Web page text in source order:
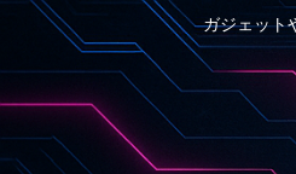
ガジェット